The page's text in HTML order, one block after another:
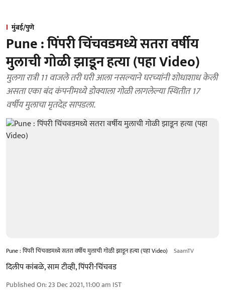
मुंबई/पुणे
Pune : पिंपरी चिंचवडमध्ये सतरा वर्षीय
मुलाची गोळी झाडून हत्या (पहा Video)
मुलगा रात्री 11 वाजले तरी घरी आला नसल्याने घरच्यांनी शोधाशाध केली
असता एका बंद कंपनीमध्ये डोक्याला गोळी लागलेल्या स्थितीत 17
वर्षीय मुलाचा मृतदेह सापडला.
Pune : पिंपरी चिंचवडमध्ये सतरा वर्षीय मुलाची गोळी झाडून हत्या (पहा Video) SaamTV
दिलीप कांबळे, साम टीव्ही, पिंपरी-चिंचवड
Published On:23 Dec 2021, 11:00 am IST